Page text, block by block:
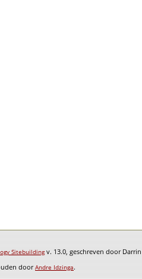
Sitebuildingv. 13.0, geschreven door
doorAndre Idzinga.